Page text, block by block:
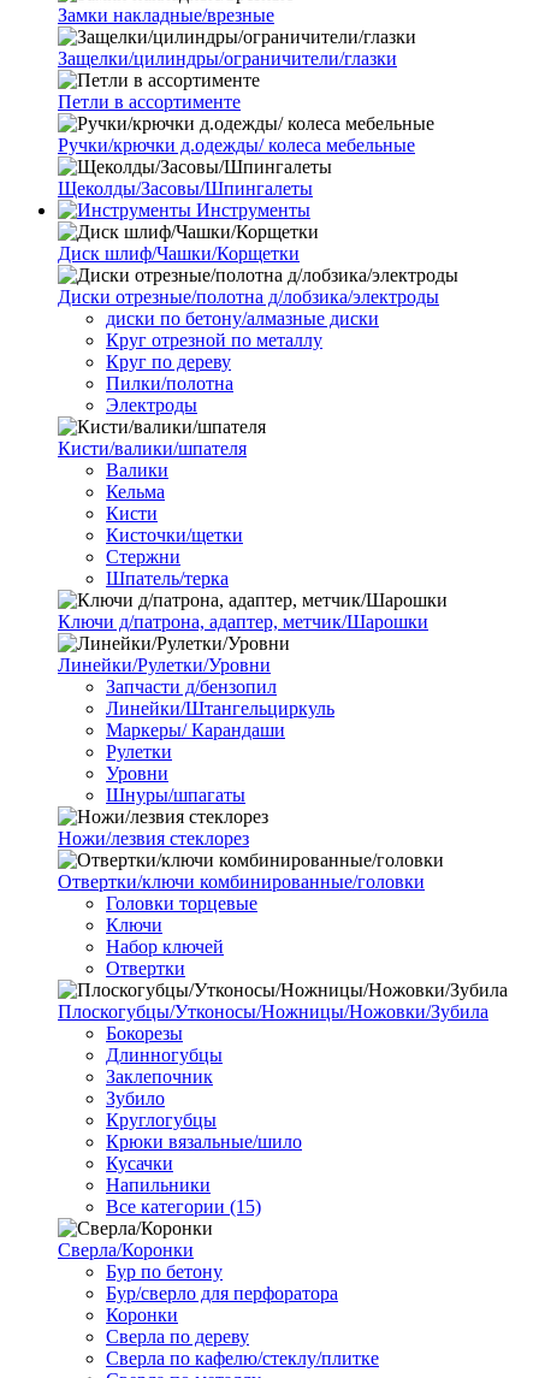
Замки накладные/врезные
Защелки/цилиндры/ограничители/глазки
Петли в ассортименте
Ручки/крючки д.одежды/ колеса мебельные
Щеколды/Засовы/Шпингалеты
Инструменты
Диск шлиф/Чашки/Корщетки
Диски отрезные/полотна д/лобзика/электроды
диски по бетону/алмазные диски
Круг отрезной по металлу
Круг по дереву
Пилки/полотна
Электроды
Кисти/валики/шпателя
Валики
Кельма
Кисти
Кисточки/щетки
Стержни
Шпатель/терка
Ключи д/патрона, адаптер, метчик/Шарошки
Линейки/Рулетки/Уровни
Запчасти д/бензопил
Линейки/Штангельциркуль
Маркеры/ Карандаши
Рулетки
Уровни
Шнуры/шпагаты
Ножи/лезвия стеклорез
Отвертки/ключи комбинированные/головки
Головки торцевые
Ключи
Набор ключей
Отвертки
Плоскогубцы/Утконосы/Ножницы/Ножовки/Зубила
Бокорезы
Длинногубцы
Заклепочник
Зубило
Круглогубцы
Крюки вязальные/шило
Кусачки
Напильники
Все категории (15)
Сверла/Коронки
Бур по бетону
Бур/сверло для перфоратора
Коронки
Сверла по дереву
Сверла по кафелю/стеклу/плитке